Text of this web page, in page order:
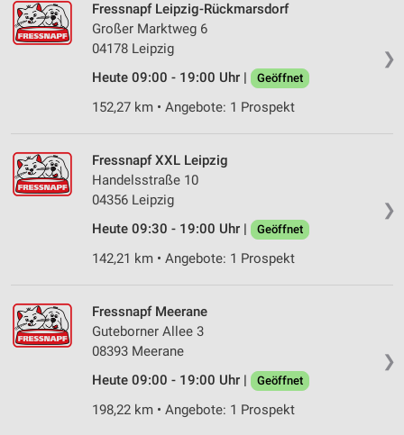
❯
Fressnapf Leipzig-Rückmarsdorf
Großer Marktweg 6
04178 Leipzig
Heute 09:00 - 19:00 Uhr |
Geöffnet
152,27 km • Angebote: 1 Prospekt
❯
Fressnapf XXL Leipzig
Handelsstraße 10
04356 Leipzig
Heute 09:30 - 19:00 Uhr |
Geöffnet
142,21 km • Angebote: 1 Prospekt
❯
Fressnapf Meerane
Guteborner Allee 3
08393 Meerane
Heute 09:00 - 19:00 Uhr |
Geöffnet
198,22 km • Angebote: 1 Prospekt